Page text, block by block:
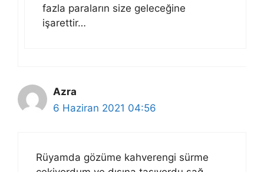
fazla paraların size geleceğine
işarettir…
Azra
6 Haziran 2021 04:56
Rüyamda gözüme kahverengi sürme